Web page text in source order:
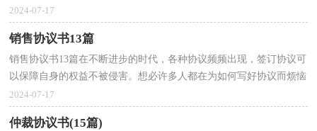
议很是头疼的，下面是小编为大家收集的代理协议书10...
2024-07-17
销售协议书13篇
销售协议书13篇在不断进步的时代，各种协议频频出现，签订协议可
以保障自身的权益不被侵害。想必许多人都在为如何写好协议而烦恼
吧，以下是小编帮大家整理的销售协议书，欢迎阅读与...
2024-07-17
仲裁协议书(15篇)